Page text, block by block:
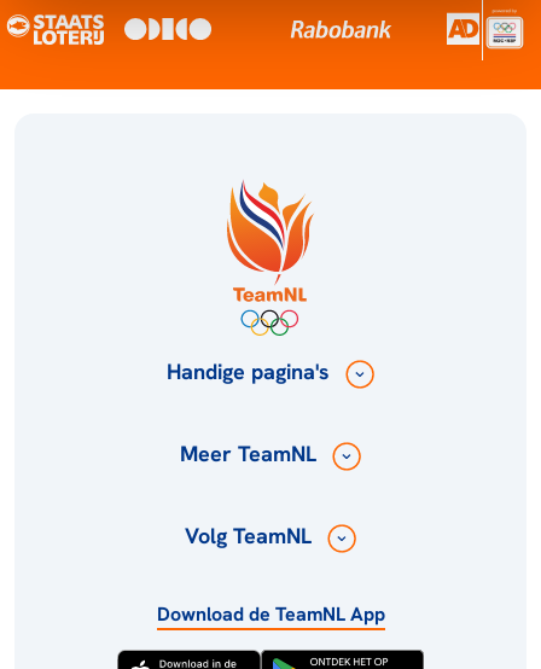
Handige pagina's
Meer TeamNL
Volg TeamNL
Download de TeamNL App